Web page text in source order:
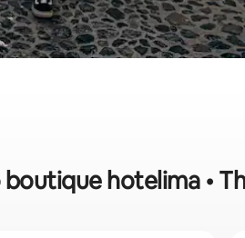
hotelima •